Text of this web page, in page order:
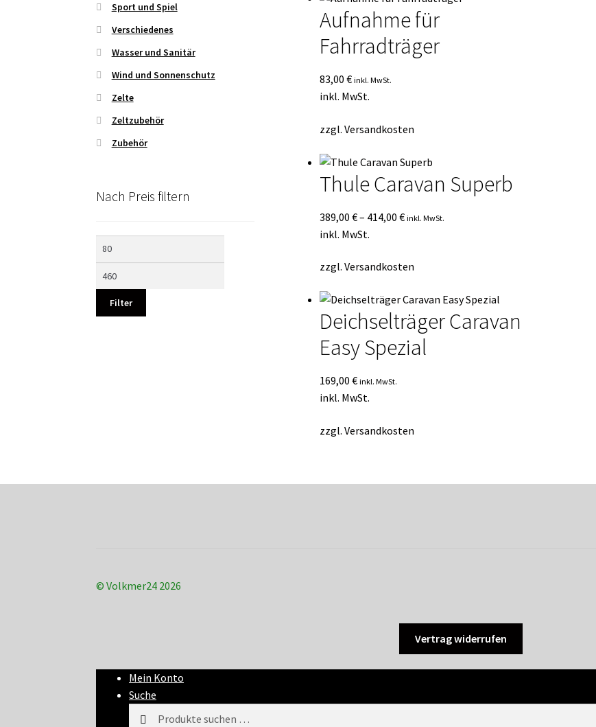
Aufnahme für
Fahrradträger
83,00 € inkl. MwSt.
inkl. MwSt.
zzgl. Versandkosten
Thule Caravan Superb
389,00 €– 414,00 € inkl. MwSt.
inkl. MwSt.
zzgl. Versandkosten
Deichselträger Caravan
Easy Spezial
169,00 € inkl. MwSt.
inkl. MwSt.
zzgl. Versandkosten
Sport und Spiel
Verschiedenes
Wasser und Sanitär
Wind und Sonnenschutz
Zelte
Zeltzubehör
Zubehör
Nach Preis filtern
Filter
© Volkmer24 2026
Vertrag widerrufen
Mein Konto
Suche